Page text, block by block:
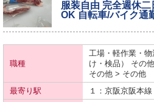
服装自由 完全週休
OK 自転車/バイク通
職種
工場・軽作業・
け・検品） その
その他 > その他
最寄り駅
１：京阪京阪本線